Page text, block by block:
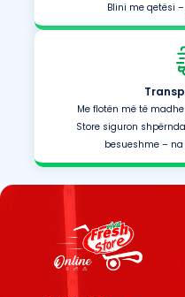
Blini me qetësi
Me flotën më të
Store siguron
besueshme –